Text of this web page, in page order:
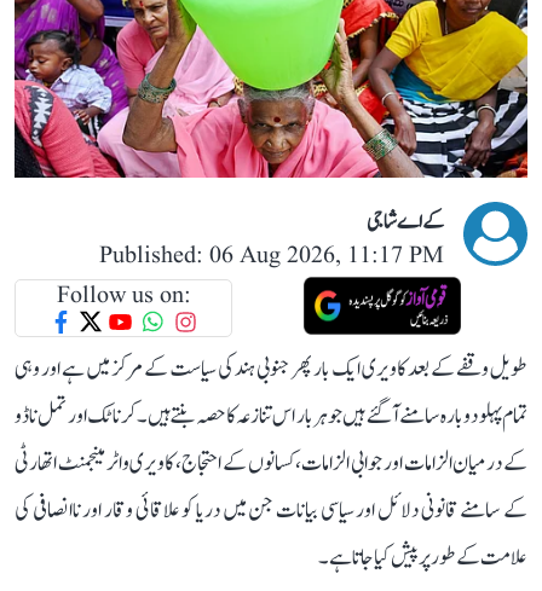
کے اے شاجی
Published: 06 Aug 2026, 11:17 PM
Follow us on:
طویل وقفے کے بعد کاویری ایک بار پھر جنوبی ہند کی سیاست کے مرکز میں ہے اور وہی
تمام پہلو دوبارہ سامنے آ گئے ہیں جو ہر بار اس تنازعہ کا حصہ بنتے ہیں۔ کرناٹک اور تمل ناڈو
کے درمیان الزامات اور جوابی الزامات، کسانوں کے احتجاج، کاویری واٹر مینجمنٹ اتھارٹی
کے سامنے قانونی دلائل اور سیاسی بیانات جن میں دریا کو علاقائی وقار اور ناانصافی کی
علامت کے طور پر پیش کیا جاتا ہے۔